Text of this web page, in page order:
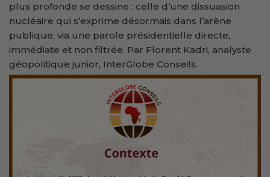
plus profonde se dessine : celle d’une dissuasion
nucléaire qui s’exprime désormais dans l’arène
publique, via une parole présidentielle directe,
immédiate et non filtrée. Par Florent Kadri, analyste
géopolitique junior, InterGlobe Conseils.